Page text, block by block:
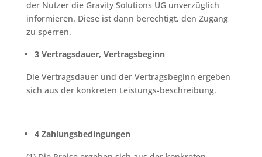
der Nutzer die Gravity Solutions UG unverzüglich
informieren. Diese ist dann berechtigt, den Zugang
zu sperren.
3 Vertragsdauer, Vertragsbeginn
Die Vertragsdauer und der Vertragsbeginn ergeben
sich aus der konkreten Leistungs-beschreibung.
4 Zahlungsbedingungen